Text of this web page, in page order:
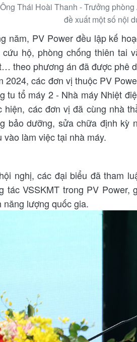
Ông Thái Hoài Thanh - Trưởng
đề xuất một số nội
năm, PV Power đều lập kế
cứu hộ, phòng chống thiên tai
theo phương án đã được phê
2024, các đơn vị thuộc PV
tu tổ máy 2 - Nhà máy Nhiệt
hiện, các đơn vị đã cùng nhà
bảo dưỡng, sửa chữa định kỳ
vào làm việc tại nhà máy.
nghị, các đại biểu đã tham
tác VSSKMT trong PV
năng lượng quốc gia.